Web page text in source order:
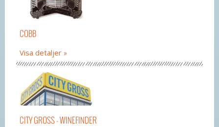
COBB
Visa detaljer
CITY GROSS - WINEFINDER